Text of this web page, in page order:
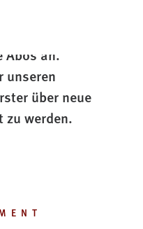
Abos an.
unseren
über neue
werden.